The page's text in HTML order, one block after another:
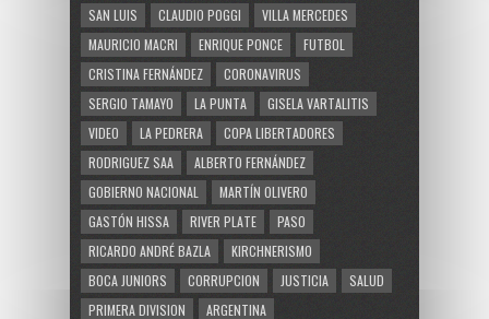
SAN LUIS
CLAUDIO POGGI
VILLA MERCEDES
MAURICIO MACRI
ENRIQUE PONCE
FUTBOL
CRISTINA FERNÁNDEZ
CORONAVIRUS
SERGIO TAMAYO
LA PUNTA
GISELA VARTALITIS
VIDEO
LA PEDRERA
COPA LIBERTADORES
RODRIGUEZ SAA
ALBERTO FERNÁNDEZ
GOBIERNO NACIONAL
MARTÍN OLIVERO
GASTÓN HISSA
RIVER PLATE
PASO
RICARDO ANDRÉ BAZLA
KIRCHNERISMO
BOCA JUNIORS
CORRUPCION JUSTICIA
SALUD
PRIMERA DIVISION
ARGENTINA